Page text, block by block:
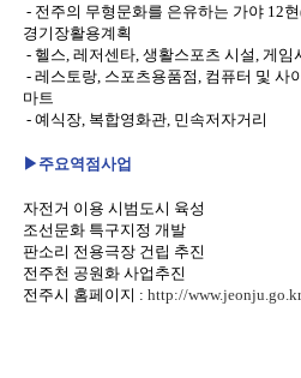
- 전주의 무형문화를 은유하는 가야 12
경기장활용계획
- 헬스, 레저센타, 생활스포츠 시설, 게임
- 레스토랑, 스포츠용품점, 컴퓨터 및 사
마트
- 예식장, 복합영화관, 민속저자거리
▶주요역점사업
자전거 이용 시범도시 육성
조선문화 특구지정 개발
판소리 전용극장 건립 추진
전주천 공원화 사업추진
전주시 홈페이지 : http://